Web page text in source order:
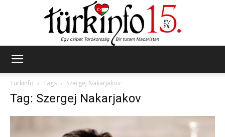
Türkinfo
Tags Szergej Nakarjakov
Tag: Szergej Nakarjakov